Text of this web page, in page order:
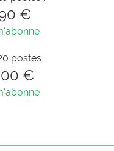
€
postes :
€